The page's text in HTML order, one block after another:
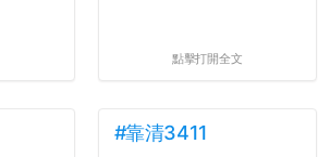
點擊打開全文
#靠清3411